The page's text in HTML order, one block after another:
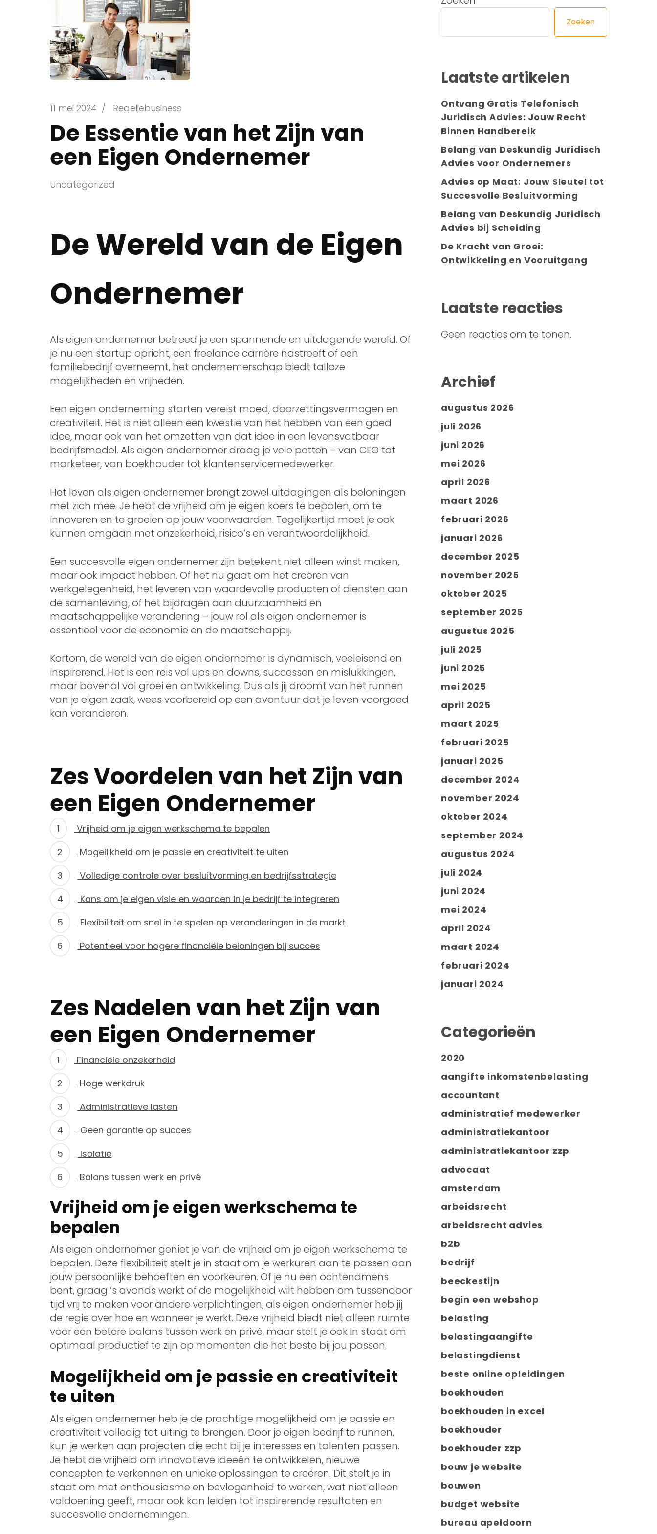
11 mei 2024 / Regeljebusiness
De Essentie van het Zijn van
een Eigen Ondernemer
Uncategorized
De Wereld van de Eigen
Ondernemer
Als eigen ondernemer betreed je een spannende en uitdagende wereld. Of
je nu een startup opricht, een freelance carrière nastreeft of een
familiebedrijf overneemt, het ondernemerschap biedt talloze
mogelijkheden en vrijheden.
Een eigen onderneming starten vereist moed, doorzettingsvermogen en
creativiteit. Het is niet alleen een kwestie van het hebben van een goed
idee, maar ook van het omzetten van dat idee in een levensvatbaar
bedrijfsmodel. Als eigen ondernemer draag je vele petten – van CEO tot
marketeer, van boekhouder tot klantenservicemedewerker.
Het leven als eigen ondernemer brengt zowel uitdagingen als beloningen
met zich mee. Je hebt de vrijheid om je eigen koers te bepalen, om te
innoveren en te groeien op jouw voorwaarden. Tegelijkertijd moet je ook
kunnen omgaan met onzekerheid, risico’s en verantwoordelijkheid.
Een succesvolle eigen ondernemer zijn betekent niet alleen winst maken,
maar ook impact hebben. Of het nu gaat om het creëren van
werkgelegenheid, het leveren van waardevolle producten of diensten aan
de samenleving, of het bijdragen aan duurzaamheid en
maatschappelijke verandering – jouw rol als eigen ondernemer is
essentieel voor de economie en de maatschappij.
Kortom, de wereld van de eigen ondernemer is dynamisch, veeleisend en
inspirerend. Het is een reis vol ups en downs, successen en mislukkingen,
maar bovenal vol groei en ontwikkeling. Dus als jij droomt van het runnen
van je eigen zaak, wees voorbereid op een avontuur dat je leven voorgoed
kan veranderen.
Zes Voordelen van het Zijn van
een Eigen Ondernemer
Vrijheid om je eigen werkschema te bepalen
Mogelijkheid om je passie en creativiteit te uiten
Volledige controle over besluitvorming en bedrijfsstrategie
Kans om je eigen visie en waarden in je bedrijf te integreren
Flexibiliteit om snel in te spelen op veranderingen in de markt
Potentieel voor hogere financiële beloningen bij succes
Zes Nadelen van het Zijn van
een Eigen Ondernemer
Financiële onzekerheid
Hoge werkdruk
Administratieve lasten
Geen garantie op succes
Isolatie
Balans tussen werk en privé
Vrijheid om je eigen werkschema te
bepalen
Als eigen ondernemer geniet je van de vrijheid om je eigen werkschema te
bepalen. Deze flexibiliteit stelt je in staat om je werkuren aan te passen aan
jouw persoonlijke behoeften en voorkeuren. Of je nu een ochtendmens
bent, graag ’s avonds werkt of de mogelijkheid wilt hebben om tussendoor
tijd vrij te maken voor andere verplichtingen, als eigen ondernemer heb jij
de regie over hoe en wanneer je werkt. Deze vrijheid biedt niet alleen ruimte
voor een betere balans tussen werk en privé, maar stelt je ook in staat om
optimaal productief te zijn op momenten die het beste bij jou passen.
Mogelijkheid om je passie en creativiteit
te uiten
Als eigen ondernemer heb je de prachtige mogelijkheid om je passie en
creativiteit volledig tot uiting te brengen. Door je eigen bedrijf te runnen,
kun je werken aan projecten die echt bij je interesses en talenten passen.
Je hebt de vrijheid om innovatieve ideeën te ontwikkelen, nieuwe
concepten te verkennen en unieke oplossingen te creëren. Dit stelt je in
staat om met enthousiasme en bevlogenheid te werken, wat niet alleen
voldoening geeft, maar ook kan leiden tot inspirerende resultaten en
succesvolle ondernemingen.
Zoeken
Laatste artikelen
Ontvang Gratis Telefonisch
Juridisch Advies: Jouw Recht
Binnen Handbereik
Belang van Deskundig Juridisch
Advies voor Ondernemers
Advies op Maat: Jouw Sleutel tot
Succesvolle Besluitvorming
Belang van Deskundig Juridisch
Advies bij Scheiding
De Kracht van Groei:
Ontwikkeling en Vooruitgang
Laatste reacties
Geen reacties om te tonen.
Archief
augustus 2026
juli 2026
juni 2026
mei 2026
april 2026
maart 2026
februari 2026
januari 2026
december 2025
november 2025
oktober 2025
september 2025
augustus 2025
juli 2025
juni 2025
mei 2025
april 2025
maart 2025
februari 2025
januari 2025
december 2024
november 2024
oktober 2024
september 2024
augustus 2024
juli 2024
juni 2024
mei 2024
april 2024
maart 2024
februari 2024
januari 2024
Categorieën
2020
aangifte inkomstenbelasting
accountant
administratief medewerker
administratiekantoor
administratiekantoor zzp
advocaat
amsterdam
arbeidsrecht
arbeidsrecht advies
b2b
bedrijf
beeckestijn
begin een webshop
belasting
belastingaangifte
belastingdienst
beste online opleidingen
boekhouden
boekhouden in excel
boekhouder
boekhouder zzp
bouw je website
bouwen
budget website
bureau apeldoorn